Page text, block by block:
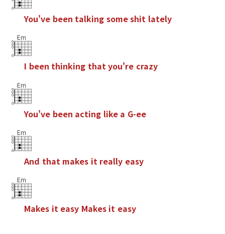
You've been talking someshit lately
Em
I been thinking thatyou're crazy
Em
You've been acting like a G-ee
Em
And that makes it really easy
Em
Makes it easy Makes it easy